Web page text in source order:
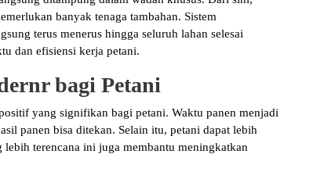
banyak tenaga tambahan. Sistem
terus menerus hingga seluruh lahan selesai
dan efisiensi kerja petani.
bagi Petani
yang signifikan bagi petani. Waktu panen menjadi
panen bisa ditekan. Selain itu, petani dapat lebih
lebih terencana ini juga membantu meningkatkan